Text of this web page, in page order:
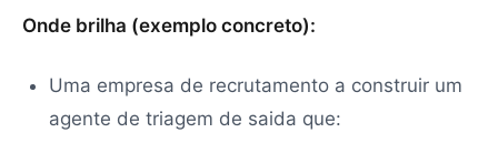
Onde brilha (exemplo concreto):
Uma empresa de recrutamento a construir um
agente de triagem de saida que: